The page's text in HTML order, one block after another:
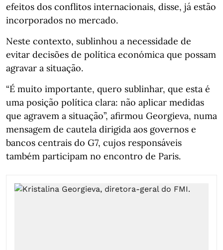
efeitos dos conflitos internacionais, disse, já estão
incorporados no mercado.
Neste contexto, sublinhou a necessidade de
evitar decisões de política económica que possam
agravar a situação.
“É muito importante, quero sublinhar, que esta é
uma posição política clara: não aplicar medidas
que agravem a situação”, afirmou Georgieva, numa
mensagem de cautela dirigida aos governos e
bancos centrais do G7, cujos responsáveis
também participam no encontro de Paris.